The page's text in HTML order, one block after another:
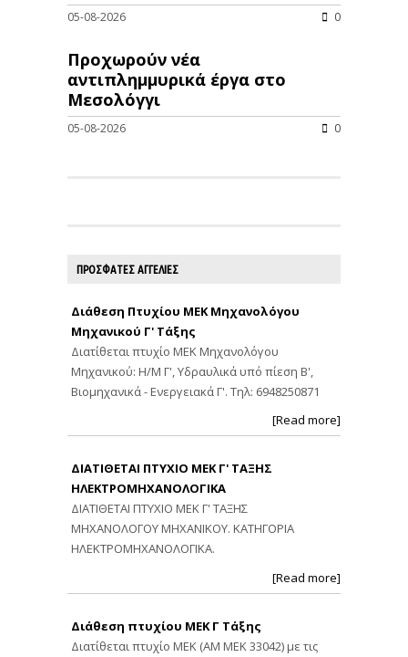
05-08-2026 0
Προχωρούν νέα
αντιπλημμυρικά έργα στο
Μεσολόγγι
05-08-2026 0
ΠΡΟΣΦΑΤΕΣ ΑΓΓΕΛΙΕΣ
Διάθεση Πτυχίου ΜΕΚ Μηχανολόγου
Μηχανικού Γ' Τάξης
Διατίθεται πτυχίο ΜΕΚ Μηχανολόγου
Μηχανικού: Η/Μ Γ', Υδραυλικά υπό πίεση Β',
Βιομηχανικά - Ενεργειακά Γ'. Τηλ: 6948250871
[Read more]
ΔΙΑΤΙΘΕΤΑΙ ΠΤΥΧΙΟ ΜΕΚ Γ' ΤΑΞΗΣ
ΗΛΕΚΤΡΟΜΗΧΑΝΟΛΟΓΙΚΑ
ΔΙΑΤΙΘΕΤΑΙ ΠΤΥΧΙΟ ΜΕΚ Γ' ΤΑΞΗΣ
ΜΗΧΑΝΟΛΟΓΟΥ ΜΗΧΑΝΙΚΟΥ. ΚΑΤΗΓΟΡΙΑ
ΗΛΕΚΤΡΟΜΗΧΑΝΟΛΟΓΙΚΑ.
[Read more]
Διάθεση πτυχίου ΜΕΚ Γ Τάξης
Διατίθεται πτυχίο ΜΕΚ (ΑΜ ΜΕΚ 33042) με τις